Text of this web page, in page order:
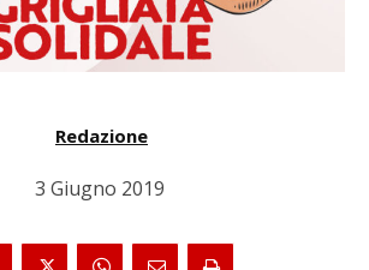
Redazione
3 Giugno 2019